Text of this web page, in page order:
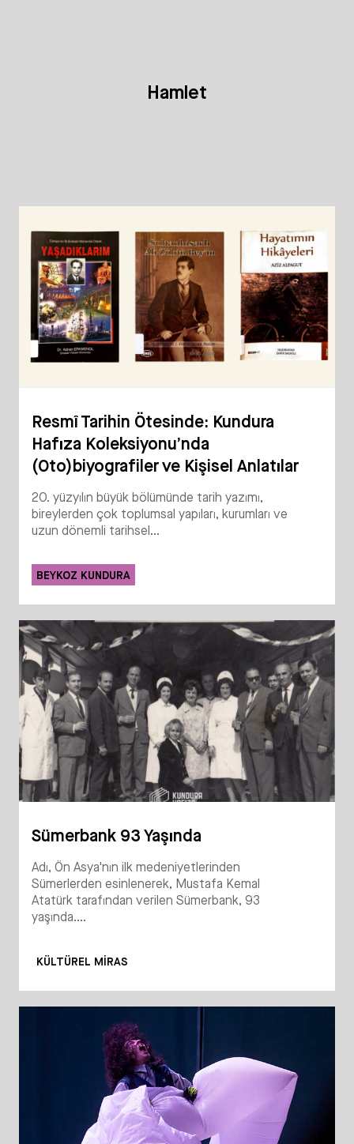
Hamlet
Resmî Tarihin Ötesinde: Kundura
Hafıza Koleksiyonu’nda
(Oto)biyografiler ve Kişisel Anlatılar
20. yüzyılın büyük bölümünde tarih yazımı,
bireylerden çok toplumsal yapıları, kurumları ve
uzun dönemli tarihsel...
BEYKOZ KUNDURA
Sümerbank 93 Yaşında
Adı, Ön Asya'nın ilk medeniyetlerinden
Sümerlerden esinlenerek, Mustafa Kemal
Atatürk tarafından verilen Sümerbank, 93
yaşında....
KÜLTÜREL MIRAS